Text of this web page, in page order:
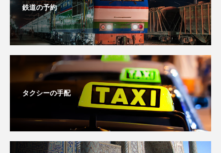
鉄道の予約
タクシーの手配